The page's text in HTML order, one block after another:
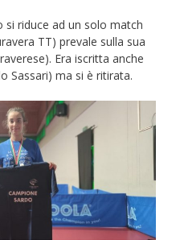
riduce ad un solo match
TT) prevale sulla sua
Era iscritta anche
Sassari) ma si è ritirata.